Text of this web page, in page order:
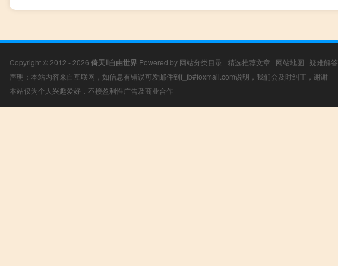
Copyright © 2012 - 2026 倚天Ⅱ自由世界 Powered by 网站分类目录 | 精选推荐文章 | 网站地图 | 疑难解答
声明：本站内容来自互联网，如信息有错误可发邮件到f_fb#foxmail.com说明，我们会及时纠正，谢谢
本站仅为个人兴趣爱好，不接盈利性广告及商业合作